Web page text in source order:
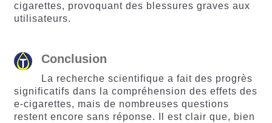
cigarettes, provoquant des blessures graves aux
utilisateurs.
Conclusion
La recherche scientifique a fait des progrès
significatifs dans la compréhension des effets des
e-cigarettes, mais de nombreuses questions
restent encore sans réponse. Il est clair que, bien